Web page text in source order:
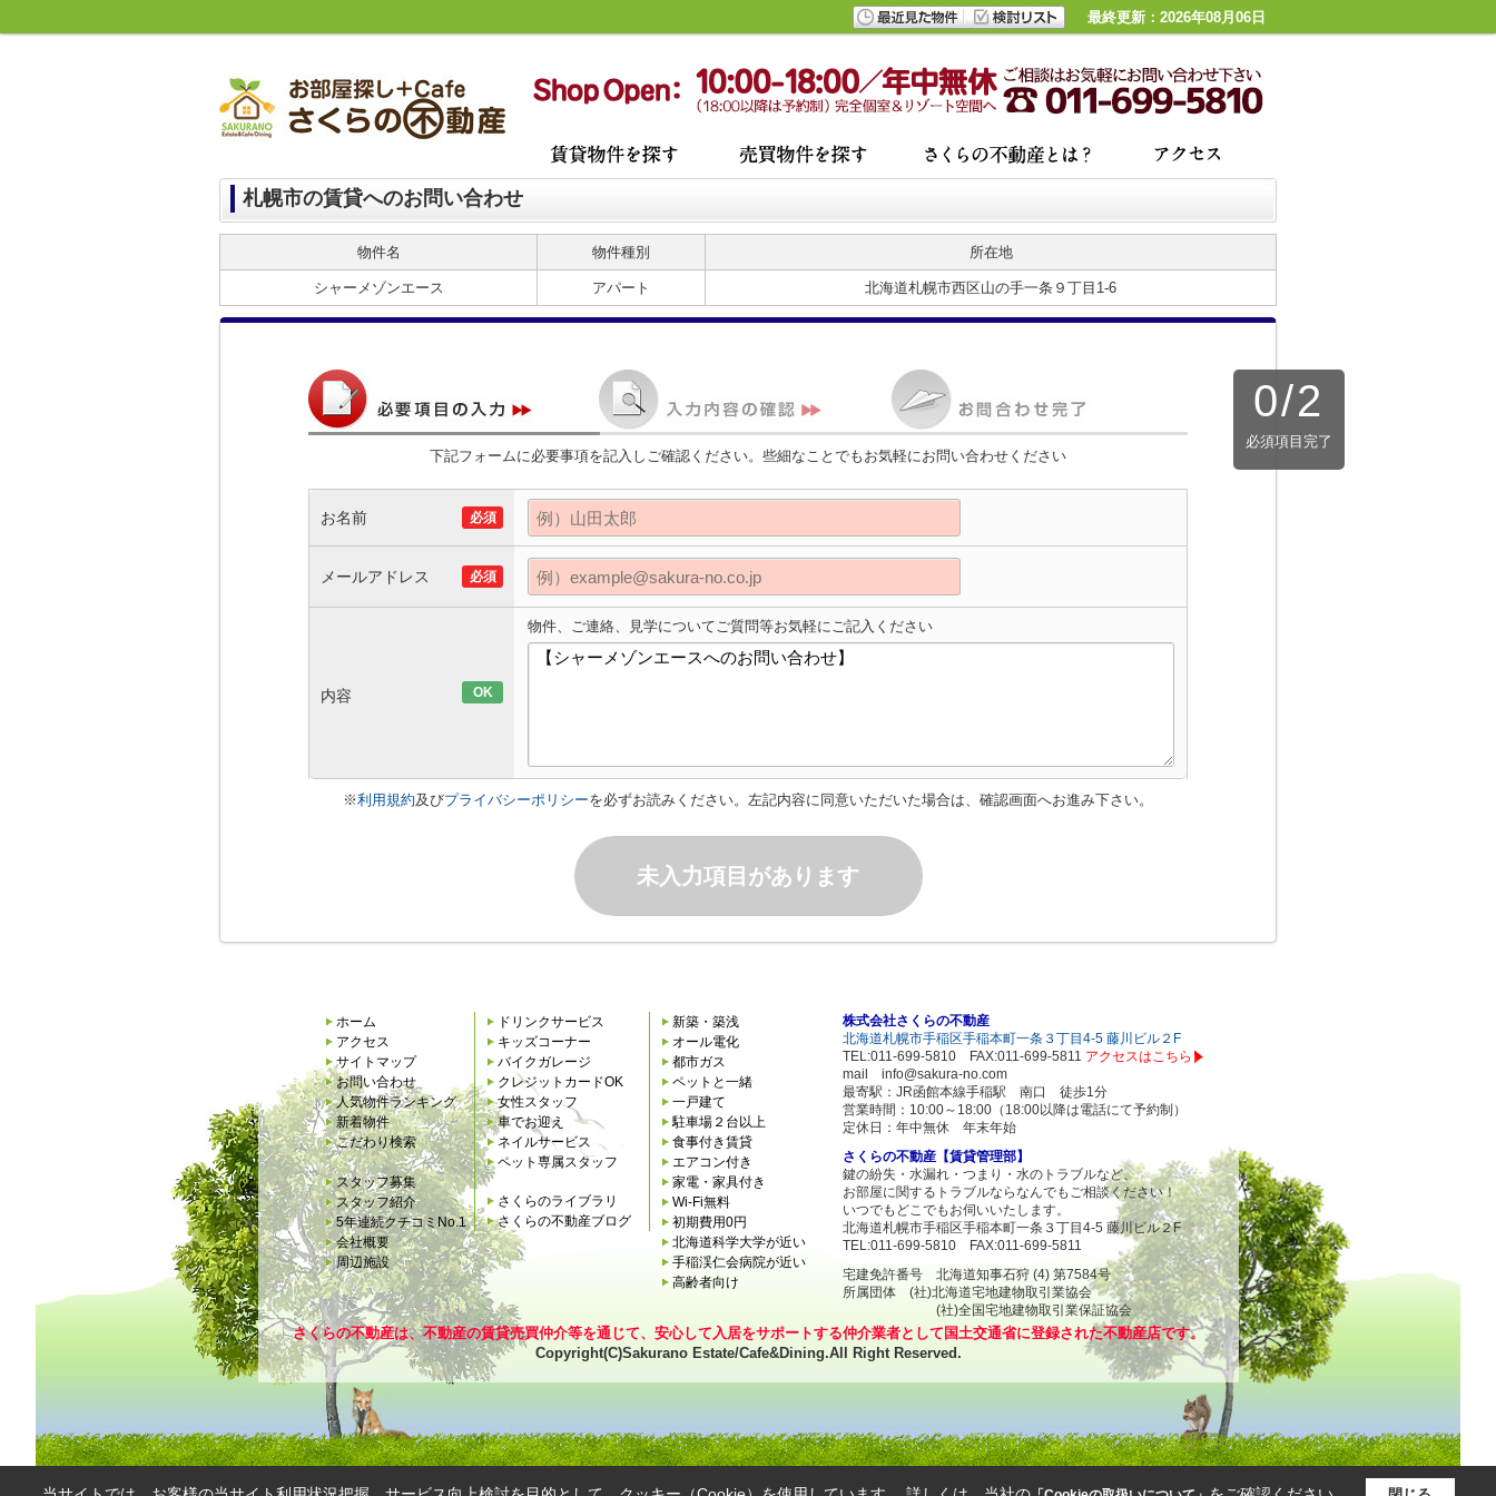
最終更新：2026年08月06日
札幌市の賃貸へのお問い合わせ
物件名 物件種別 所在地
シャーメゾンエース アパート 北海道札幌市西区山の手一条９丁目1-6
0/2
必須項目完了
下記フォームに必要事項を記入しご確認ください。些細なことでもお気軽にお問い合わせください
お名前 必須
メールアドレス 必須
内容 OK
物件、ご連絡、見学についてご質問等お気軽にご記入ください
※利用規約及びプライバシーポリシーを必ずお読みください。左記内容に同意いただいた場合は、確認画面へお進み下さい。
未入力項目があります
ホーム
アクセス
サイトマップ
お問い合わせ
人気物件ランキング
新着物件
こだわり検索
スタッフ募集
スタッフ紹介
5年連続クチコミNo.1
会社概要
周辺施設
ドリンクサービス
キッズコーナー
バイクガレージ
クレジットカードOK
女性スタッフ
車でお迎え
ネイルサービス
ペット専属スタッフ
さくらのライブラリ
さくらの不動産ブログ
新築・築浅
オール電化
都市ガス
ペットと一緒
一戸建て
駐車場２台以上
食事付き賃貸
エアコン付き
家電・家具付き
Wi-Fi無料
初期費用0円
北海道科学大学が近い
手稲渓仁会病院が近い
高齢者向け
株式会社さくらの不動産
北海道札幌市手稲区手稲本町一条３丁目4-5 藤川ビル２F
TEL:011-699-5810 FAX:011-699-5811 アクセスはこちら
mail info@sakura-no.com
最寄駅：JR函館本線手稲駅 南口 徒歩1分
営業時間：10:00～18:00（18:00以降は電話にて予約制）
定休日：年中無休 年末年始
さくらの不動産【賃貸管理部】
鍵の紛失・水漏れ・つまり・水のトラブルなど、
お部屋に関するトラブルならなんでもご相談ください！
いつでもどこでもお伺いいたします。
北海道札幌市手稲区手稲本町一条３丁目4-5 藤川ビル２F
TEL:011-699-5810 FAX:011-699-5811
宅建免許番号 北海道知事石狩 (4) 第7584号
所属団体 (社)北海道宅地建物取引業協会
(社)全国宅地建物取引業保証協会
さくらの不動産は、不動産の賃貸売買仲介等を通じて、安心して入居をサポートする仲介業者として国土交通省に登録された不動産店です。
Copyright(C)Sakurano Estate/Cafe&Dining.All Right Reserved.